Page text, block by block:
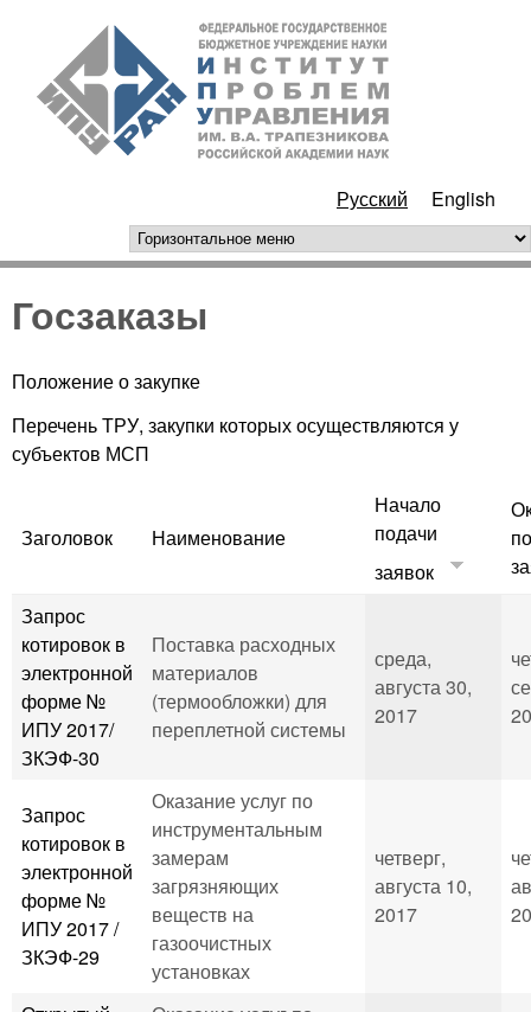
Перейти к основному
содержанию
РАН
Русский English
горизонтальное меню
Госзаказы
Положение о закупке
Перечень ТРУ, закупки которых осуществляются у
субъектов МСП
Заголовок Наименование
Начало
подачи
заявок
Запрос
котировок в
электронной
форме №
ИПУ 2017/
ЗКЭФ-30
Поставка расходных
материалов
(термообложки) для
переплетной системы
среда,
августа 30,
2017
Запрос
котировок в
электронной
форме №
ИПУ 2017 /
ЗКЭФ-29
Оказание услуг по
инструментальным
замерам
загрязняющих
веществ на
газоочистных
установках
четверг,
августа 10,
2017